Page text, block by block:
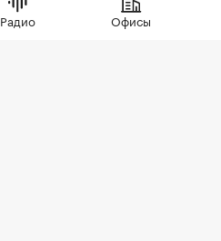
трешек ипотечных
а среди
Радио Офисы